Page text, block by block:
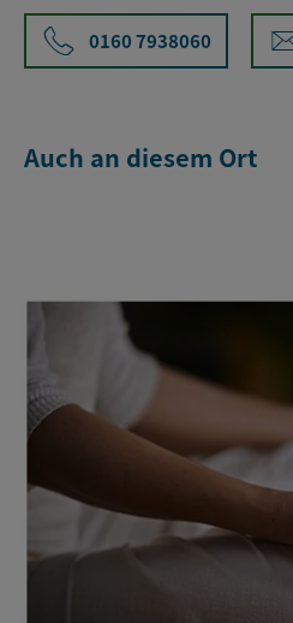
0160 7938060
Auch an diesem Ort